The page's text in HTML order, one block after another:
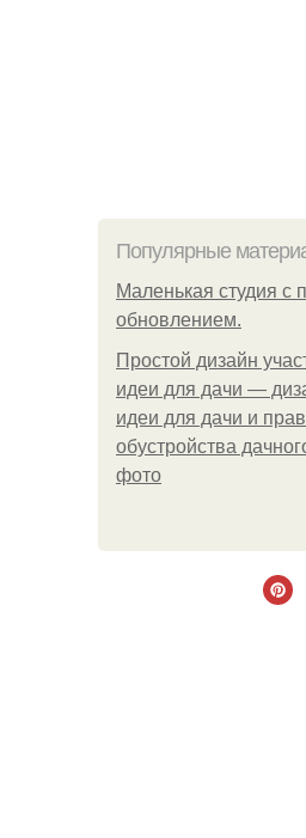
Популярные
Маленькая студия с
обновлением.
Простой дизайн
идеи для дачи —
идеи для дачи и
обустройства
фото